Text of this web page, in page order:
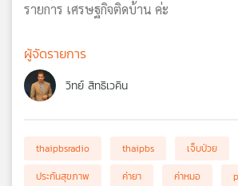
รายการ เศรษฐกิจติดบ้าน ค่ะ
ผู้จัดรายการ
วิทย์ สิทธิเวคิน
thaipbsradio thaipbs เจ็บป่วย
ประกันสุขภาพ
ค่ายา ค่าหมอ